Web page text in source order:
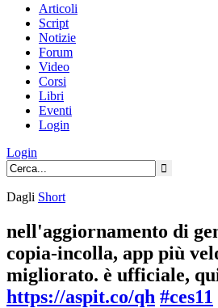
Articoli
Script
Notizie
Forum
Video
Corsi
Libri
Eventi
Login
Login
Dagli Short
nell'aggiornamento di
copia-incolla, app più
migliorato. è ufficiale,
https://aspit.co/qh #ces11